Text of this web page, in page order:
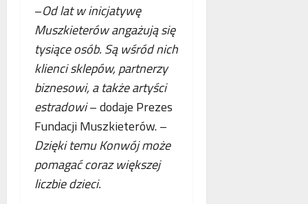
–Od lat w inicjatywę
Muszkieterów angażują się
tysiące osób. Są wśród nich
klienci sklepów, partnerzy
biznesowi, a także artyści
estradowi– dodaje Prezes
Fundacji Muszkieterów. –
Dzięki temu Konwój może
pomagać coraz większej
liczbie dzieci.